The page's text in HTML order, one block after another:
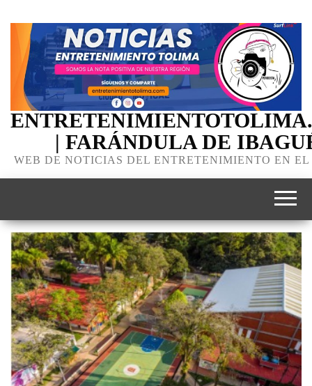
| FARÁNDULA DE
WEB DE NOTICIAS DEL ENTRETENIMIENTO EN